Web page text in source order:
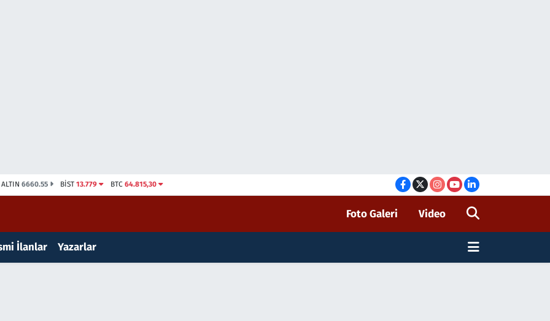
ALTIN 6660.55 BİST13.779 BTC 64.815,30
Foto Galeri Video
İlanlar Yazarlar